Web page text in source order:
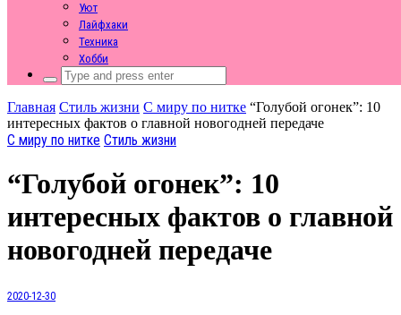
Уют
Лайфхаки
Техника
Хобби
Search
for:
Главная Стиль жизни С миру по нитке “Голубой огонек”: 10
интересных фактов о главной новогодней передаче
С миру по нитке Стиль жизни
“Голубой огонек”: 10
интересных фактов о главной
новогодней передаче
2020-12-30